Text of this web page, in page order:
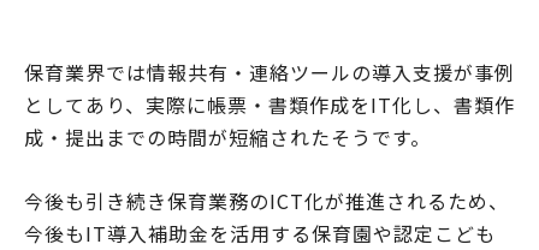
保育業界では情報共有・連絡ツールの導入支援が事例
としてあり、実際に帳票・書類作成をIT化し、書類作
成・提出までの時間が短縮されたそうです。
今後も引き続き保育業務のICT化が推進されるため、
今後もIT導入補助金を活用する保育園や認定こども